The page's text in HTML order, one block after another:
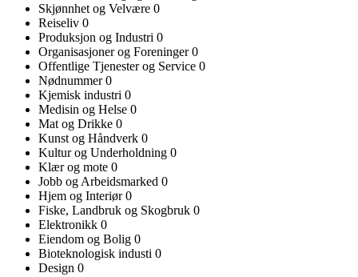
Skjønnhet og Velvære 0
Reiseliv 0
Produksjon og Industri 0
Organisasjoner og Foreninger0
Offentlige Tjenester og Service 0
Nødnummer0
Kjemisk industri 0
Medisin og Helse 0
Mat og Drikke 0
Kunst og Håndverk 0
Kultur og Underholdning 0
Klær og mote 0
Jobb og Arbeidsmarked 0
Hjem og Interiør0
Fiske, Landbruk og Skogbruk 0
Elektronikk 0
Eiendom og Bolig 0
Bioteknologisk industi 0
Design 0